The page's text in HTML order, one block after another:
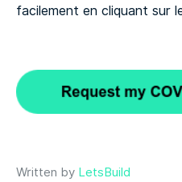
facilement en cliquant sur
Written by LetsBuild